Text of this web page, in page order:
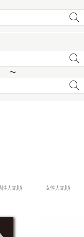
〜
性人気順 女性人気順